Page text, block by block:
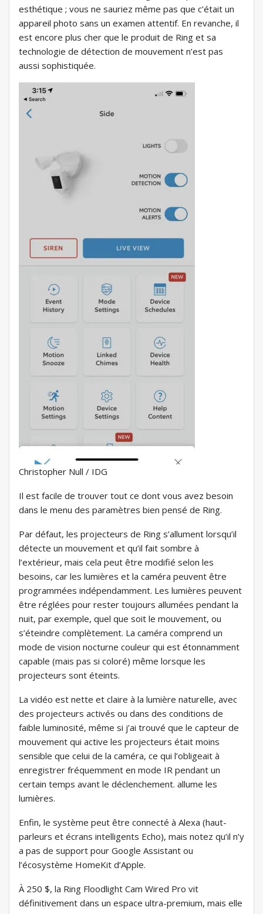
esthétique ; vous ne sauriez même pas que c’était un
appareil photo sans un examen attentif. En revanche, il
est encore plus cher que le produit de Ring et sa
technologie de détection de mouvement n’est pas
aussi sophistiquée.
Christopher Null / IDG
Il est facile de trouver tout ce dont vous avez besoin
dans le menu des paramètres bien pensé de Ring.
Par défaut, les projecteurs de Ring s’allument lorsqu’il
détecte un mouvement et qu’il fait sombre à
l’extérieur, mais cela peut être modifié selon les
besoins, car les lumières et la caméra peuvent être
programmées indépendamment. Les lumières peuvent
être réglées pour rester toujours allumées pendant la
nuit, par exemple, quel que soit le mouvement, ou
s’éteindre complètement. La caméra comprend un
mode de vision nocturne couleur qui est étonnamment
capable (mais pas si coloré) même lorsque les
projecteurs sont éteints.
La vidéo est nette et claire à la lumière naturelle, avec
des projecteurs activés ou dans des conditions de
faible luminosité, même si j’ai trouvé que le capteur de
mouvement qui active les projecteurs était moins
sensible que celui de la caméra, ce qui l’obligeait à
enregistrer fréquemment en mode IR pendant un
certain temps avant le déclenchement. allume les
lumières.
Enfin, le système peut être connecté à Alexa (haut-
parleurs et écrans intelligents Echo), mais notez qu’il n’y
a pas de support pour Google Assistant ou
l’écosystème HomeKit d’Apple.
À 250 $, la Ring Floodlight Cam Wired Pro vit
définitivement dans un espace ultra-premium, mais elle